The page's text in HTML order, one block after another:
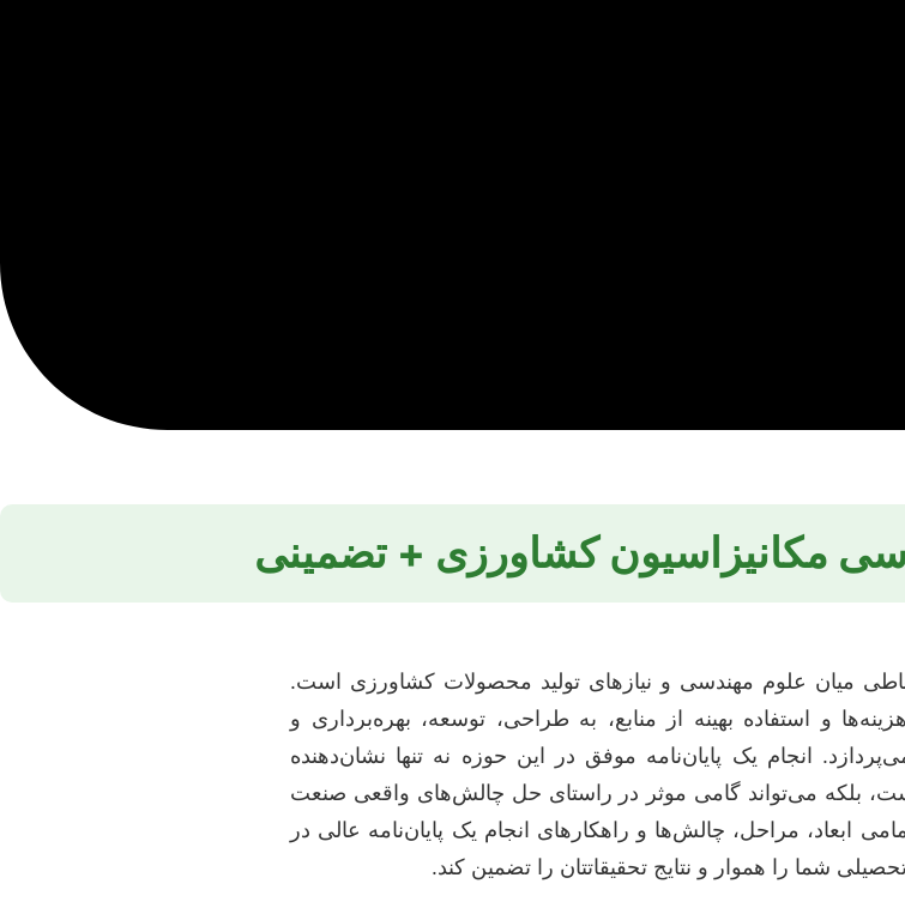
مکانیزاسیون کشاورزی + تضمینی
میان علوم مهندسی و نیازهای تولید محصولات کشاورزی است.
و استفاده بهینه از منابع، به طراحی، توسعه، بهره‌برداری و
انجام یک پایان‌نامه موفق در این حوزه نه تنها نشان‌دهنده
بلکه می‌تواند گامی موثر در راستای حل چالش‌های واقعی صنعت
ابعاد، مراحل، چالش‌ها و راهکارهای انجام یک پایان‌نامه عالی در
شما را هموار و نتایج تحقیقاتتان را تضمین کند.